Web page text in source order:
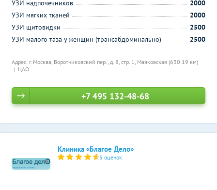
Адрес: г. Москва, Воротниковский пер., д. 8, стр. 1, Маяковская (630.19 км)
ЦАО
УЗИ надпочечников
2000
УЗИ мягких тканей
2000
УЗИ щитовидки
2500
УЗИ малого таза у женщин (трансабдоминально)
2500
+7 495 132-48-68
Клиника «Благое Дело»
5 оценок